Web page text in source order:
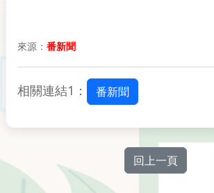
來源： 番新聞
相關連結1： 番新聞
回上一頁